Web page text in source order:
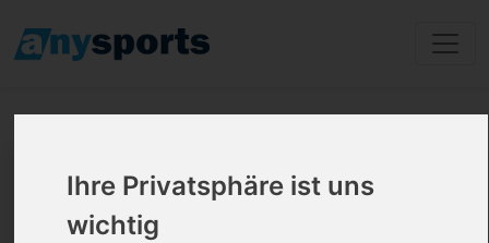
Ihre Privatsphäre ist uns
wichtig
Hip Hop Kurseohne
Vertrag